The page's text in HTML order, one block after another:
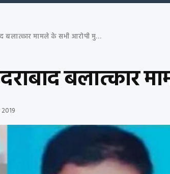
झूठा दावा: हैदराबाद बलात्कार मामले के सभी आरोपी मुस्लिम समुदाय से थे
बलात्कार